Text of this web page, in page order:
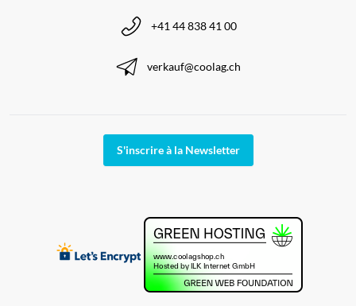
+41 44 838 41 00
verkauf@coolag.ch
S'inscrire à la Newsletter